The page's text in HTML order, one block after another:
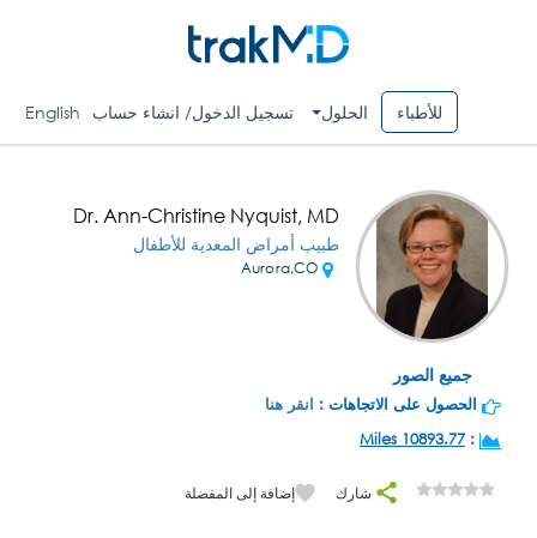
للأطباء الحلول تسجيل الدخول/ انشاء حساب English
جميع الصور
Dr. Ann-Christine Nyquist, MD
طبيب أمراض المعدية للأطفال
الحصول على الاتجاهات : انقر هنا
:
10893.77 Miles
شارك إضافة إلى المفضلة